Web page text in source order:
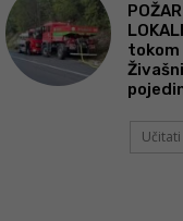
tokom
Učitati